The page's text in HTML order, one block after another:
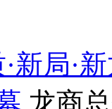
新局·
龙商